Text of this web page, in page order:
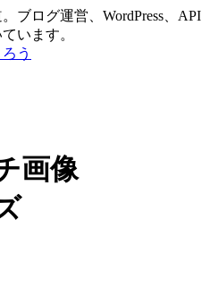
ブログ運営、WordPress、API
います。
う
画像